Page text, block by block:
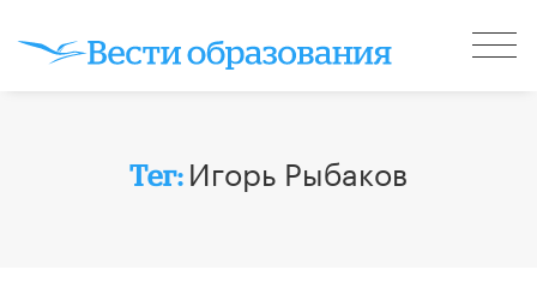
Тег: Игорь Рыбаков